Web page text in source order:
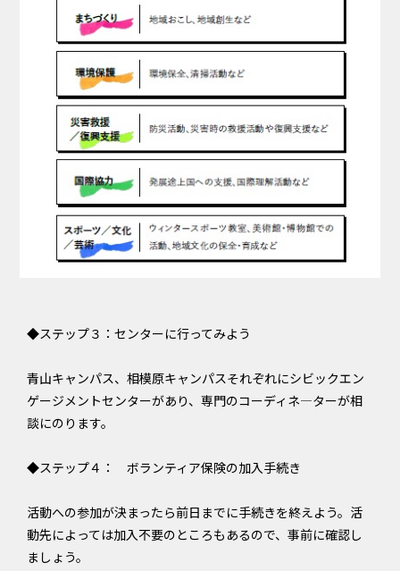
◆ステップ３：センターに行ってみよう
青山キャンパス、相模原キャンパスそれぞれにシビックエン
ゲージメントセンターがあり、専門のコーディネ―ターが相
談にのります。
◆ステップ４： ボランティア保険の加入手続き
活動への参加が決まったら前日までに手続きを終えよう。活
動先によっては加入不要のところもあるので、事前に確認し
ましょう。